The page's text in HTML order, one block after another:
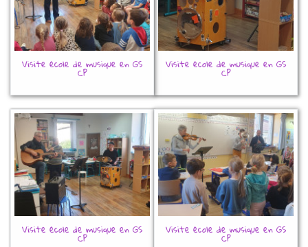
Visite école de musique en GS
CP
Visite école de musique en GS
CP
Visite école de musique en GS
CP
Visite école de musique en GS
CP